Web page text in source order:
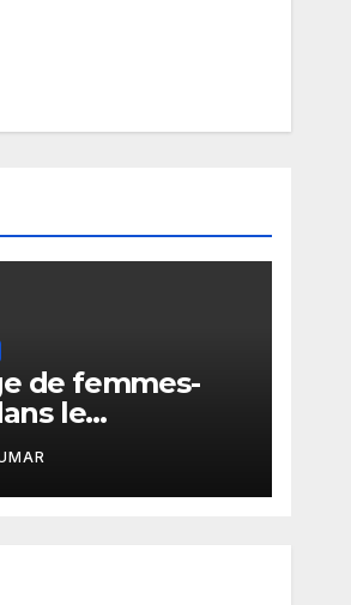
de femmes-
le
de Sonko : Le
depuis 2012